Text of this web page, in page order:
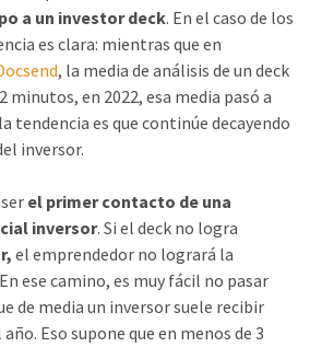
a un investor deck. En el caso de los
es clara: mientras que en
, la media de análisis de un deck
minutos, en 2022, esa media pasó a
tendencia es que continúe decayendo
inversor.
el primer contacto de una
inversor. Si el deck no logra
el emprendedor no logrará la
ese camino, es muy fácil no pasar
de media un inversor suele recibir
Eso supone que en menos de 3